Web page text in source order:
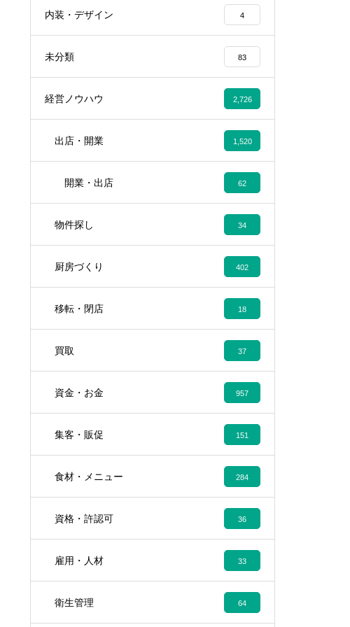
内装・デザイン 4
未分類 83
経営ノウハウ 2,726
出店・開業 1,520
開業・出店 62
物件探し 34
厨房づくり 402
移転・閉店 18
買取 37
資金・お金 957
集客・販促 151
食材・メニュー 284
資格・許認可 36
雇用・人材 33
衛生管理 64